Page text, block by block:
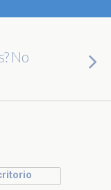
No